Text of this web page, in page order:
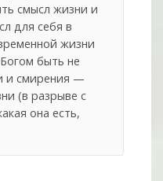
смысл жизни и
для себя в
жизни
быть не
и смирения —
(в разрыве с
она есть,